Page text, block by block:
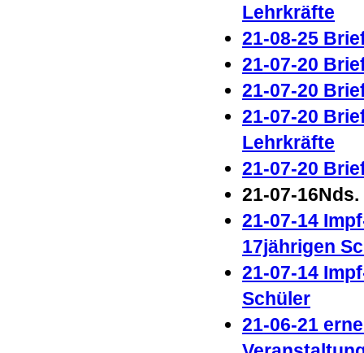
Lehrkräfte
21-08-25
21-07-20
21-07-20
21-07-20
Lehrkräfte
21-07-20
21-07-16
21-07-14
17jährigen
21-07-14
Schüler
21-06-21